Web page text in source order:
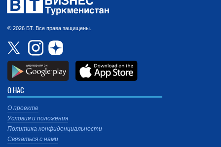
© 2026 БТ. Все права защищены.
О НАС
О проекте
Условия и положения
Политика конфиденциальности
Связаться с нами